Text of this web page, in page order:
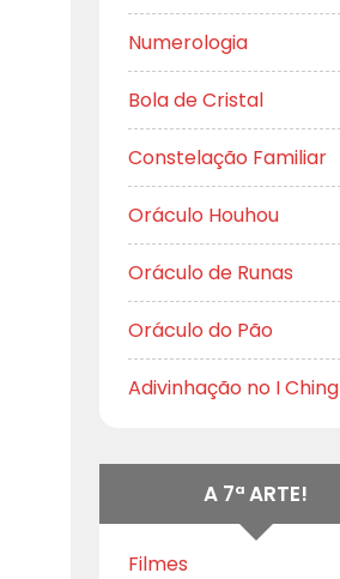
Numerologia
Bola de Cristal
Constelação Familiar
Oráculo Houhou
Oráculo de Runas
Oráculo do Pão
Adivinhação no I Ching
A 7ª ARTE!
Filmes